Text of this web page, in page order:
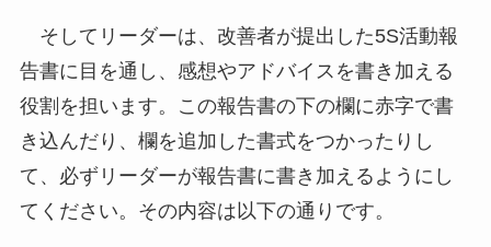
そしてリーダーは、改善者が提出した5S活動報
告書に目を通し、感想やアドバイスを書き加える
役割を担います。この報告書の下の欄に赤字で書
き込んだり、欄を追加した書式をつかったりし
て、必ずリーダーが報告書に書き加えるようにし
てください。その内容は以下の通りです。